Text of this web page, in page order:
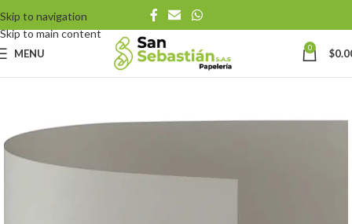
Skip to navigation
Skip to main content
MENU 0 $